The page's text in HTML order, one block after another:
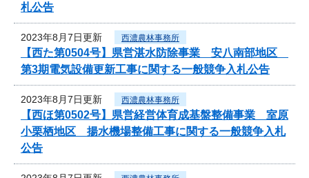
札公告
2023年8月7日更新 西濃農林事務所
【西た第0504号】県営湛水防除事業 安八南部地区
第3期電気設備更新工事に関する一般競争入札公告
2023年8月7日更新 西濃農林事務所
【西ほ第0502号】県営経営体育成基盤整備事業 室原
小栗栖地区 揚水機場整備工事に関する一般競争入札
公告